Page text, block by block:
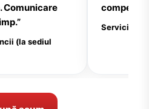
Comunicare
(la sediul
Serviciu: